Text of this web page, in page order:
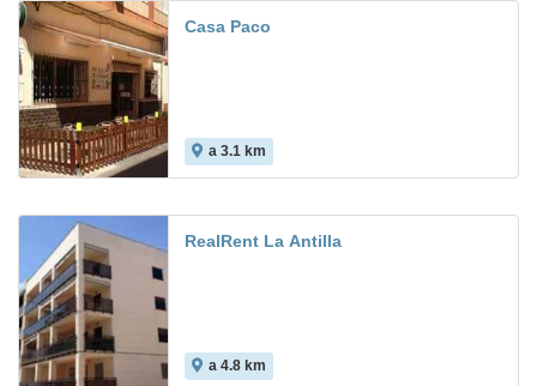
Casa Paco
a 3.1 km
RealRent La Antilla
a 4.8 km